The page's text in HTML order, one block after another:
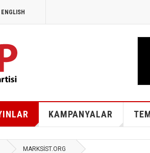
ENGLISH
KAMPANYALAR
MARKSİST.ORG